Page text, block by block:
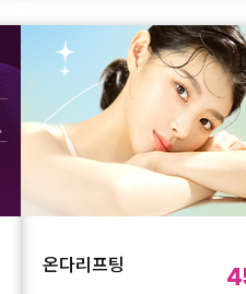
스킨 리모델링 부스터 1회 (리
셀르디엠 1실린지)
이달의 단독이벤트
3,700,000원
1,990,000원
스킨 리모델링 부스터 3회 (리
볼뉴머 600샷 1회
볼뉴머
3,000,000 원
1,800,000원
볼뉴머 600샷 3회
온다리프팅